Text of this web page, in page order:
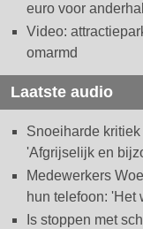
euro voor
Video:
omarmd
Laatste audio
Snoeiharde
'Afgrijselijk en
Medewerkers
hun telefoon: 'Het
Is stoppen met